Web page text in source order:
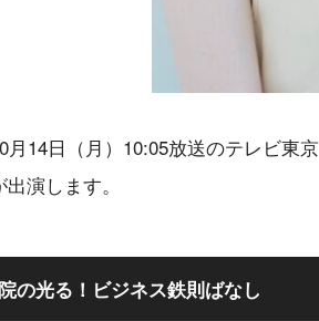
月14日（月）10:05放送のテレビ東
演します。
の光る！ビジネス鉄則ばなし